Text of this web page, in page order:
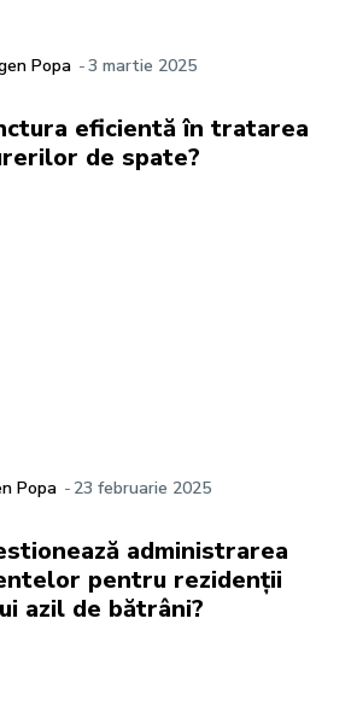
Popa -3 martie 2025
eficientă în tratarea
de spate?
Popa - 23 februarie 2025
administrarea
pentru rezidenții
azil de bătrâni?